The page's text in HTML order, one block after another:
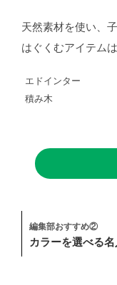
天然素材を使い、
はぐくむアイテム
エドインター
積み木
編集部おすすめ②
カラーを選べる